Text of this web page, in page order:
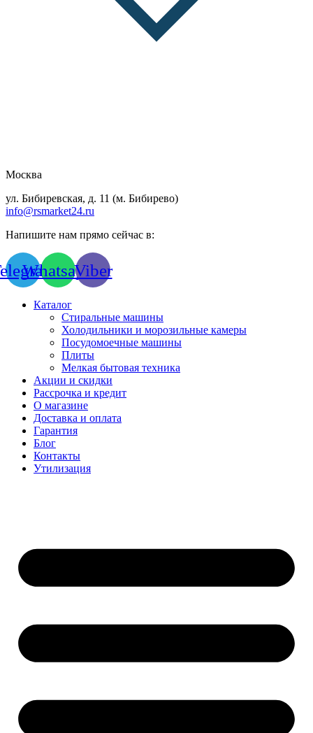
Москва
ул. Бибиревская, д. 11 (м. Бибирево)
info@rsmarket24.ru
Напишите нам прямо сейчас в:
WhatsappViber
Каталог
Стиральные машины
Холодильники и морозильные камеры
Посудомоечные машины
Плиты
Мелкая бытовая техника
Акции и скидки
Рассрочка и кредит
О магазине
Доставка и оплата
Гарантия
Блог
Контакты
Утилизация